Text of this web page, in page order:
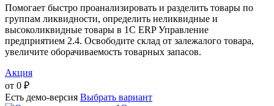
Помогает быстро проанализировать и разделить товары по
группам ликвидности, определить неликвидные и
высоколиквидные товары в 1С ERP Управление
предприятием 2.4. Освободите склад от залежалого товара,
увеличите оборачиваемость товарных запасов.
Акция
от 0 ₽
Есть демо-версия Выбрать вариант